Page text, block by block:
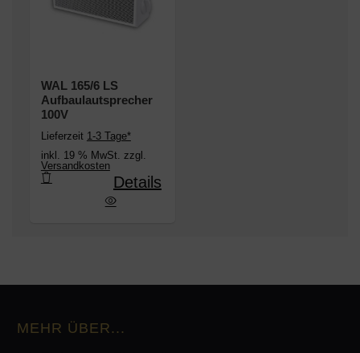
WAL 165/6 LS
Aufbaulautsprecher
100V
Lieferzeit 1-3 Tage*
inkl. 19 % MwSt. zzgl.
Versandkosten
165/6 LS Aufbaulautsprecher 100V
Details
MEHR ÜBER...